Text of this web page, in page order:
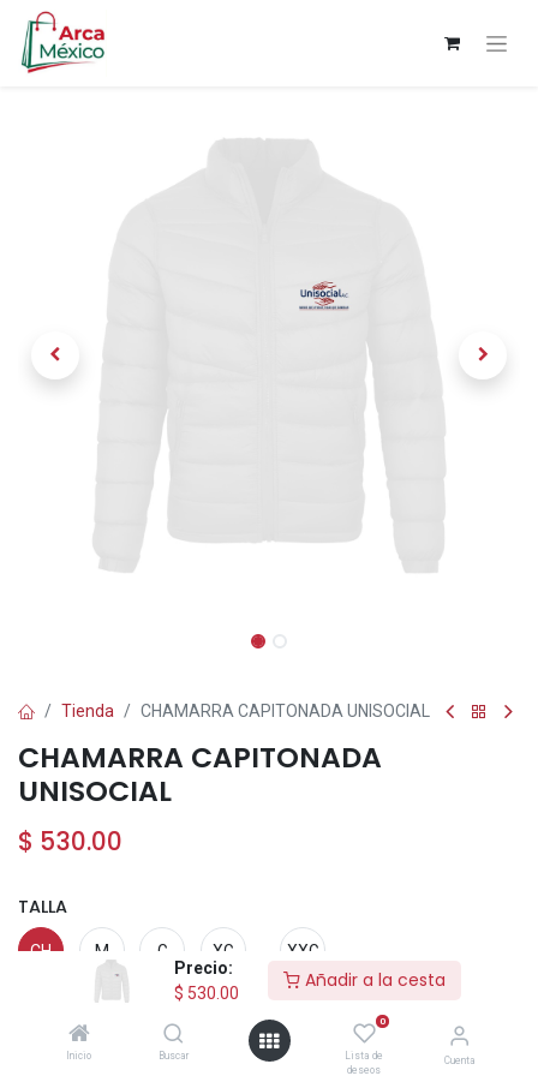
Precio:
$ 530.00
Añadir a la cesta
Inicio Buscar
0
Lista de
deseos
Cuenta
Tienda CHAMARRA CAPITONADA UNISOCIAL
CHAMARRA CAPITONADA
UNISOCIAL
$ 530.00
TALLA
CH M G XG XXG
$ 30.00